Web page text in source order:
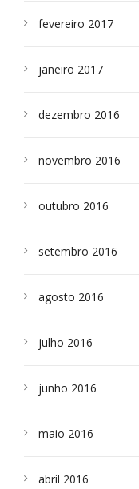
fevereiro 2017
janeiro 2017
dezembro 2016
novembro 2016
outubro 2016
setembro 2016
agosto 2016
julho 2016
junho 2016
maio 2016
abril 2016